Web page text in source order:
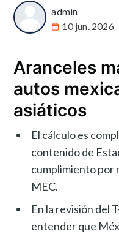
admin
10 jun. 2026
Aranceles
autos
asiáticos
El cálculo es
contenido de
cumplimiento por
MEC.
En la revisión del
entender que